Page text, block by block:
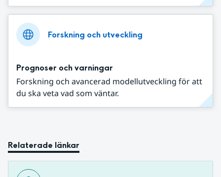
Forskning och utveckling
Prognoser och varningar
Forskning och avancerad modellutveckling för att
du ska veta vad som väntar.
Relaterade länkar